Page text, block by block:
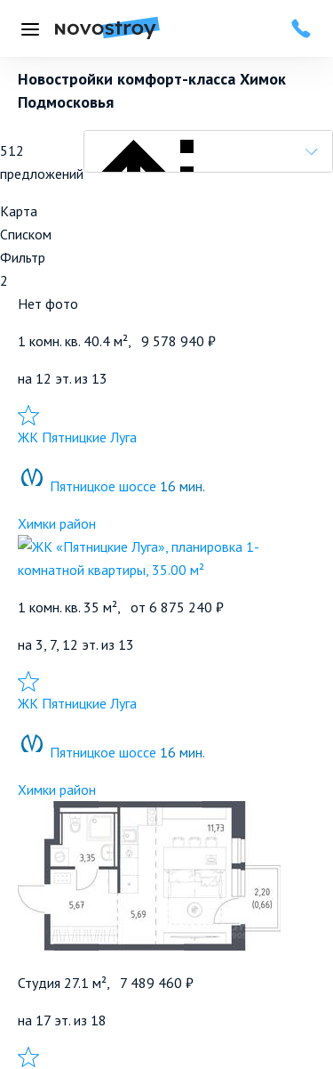
Меню
Новостройки комфорт-класса Химок
Подмосковья
512
предложений
Карта
Списком
Фильтр
2
Нет фото
1 комн. кв. 40.4 м², 9 578 940 ₽
на 12 эт. из 13
Добавить в избранное
ЖК Пятницкие Луга
Пятницкое шоссе 16 мин.
Химки район
1 комн. кв. 35 м², от 6 875 240 ₽
на 3, 7, 12 эт. из 13
Добавить в избранное
ЖК Пятницкие Луга
Пятницкое шоссе 16 мин.
Химки район
Студия 27.1 м², 7 489 460 ₽
на 17 эт. из 18
Добавить в избранное